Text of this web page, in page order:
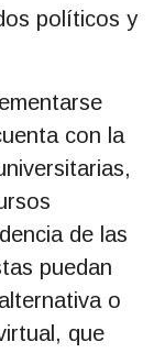
políticos y
con la
de las
puedan
o
que